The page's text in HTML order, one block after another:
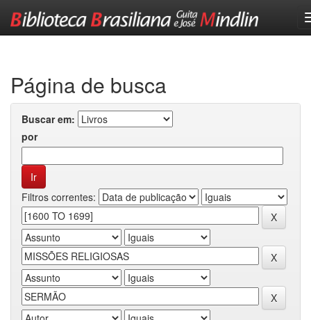
Página de busca
Buscar em:
por
Filtros correntes: